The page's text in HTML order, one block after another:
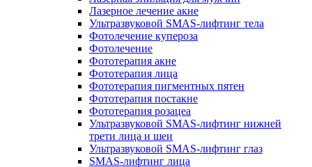
Лазерное лечение акне
Ультразвуковой SMAS-лифтинг тела
Фотолечение купероза
Фотолечение
Фототерапия акне
Фототерапия лица
Фототерапия пигментных пятен
Фототерапия постакне
Фототерапия розацеа
Ультразвуковой SMAS-лифтинг нижней
трети лица и шеи
Ультразвуковой SMAS-лифтинг глаз
SMAS-лифтинг лица